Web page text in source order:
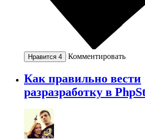
Нравится 4 Комментировать
Как правильно вести
разразработку в